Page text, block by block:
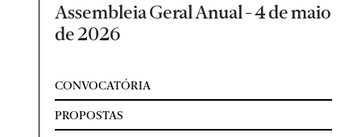
Assembleia Geral Anual - 4 de maio
de 2026
CONVOCATÓRIA
PROPOSTAS